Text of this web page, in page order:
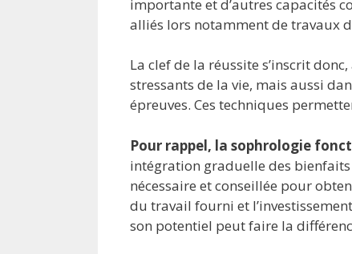
importante et d’autres capacités
alliés lors notamment de travaux
La clef de la réussite s’inscrit
stressants de la vie, mais aussi
épreuves. Ces techniques
Pour rappel, la sophrologie
intégration graduelle des bienfaits
nécessaire et conseillée pour
du travail fourni et
son potentiel peut faire la